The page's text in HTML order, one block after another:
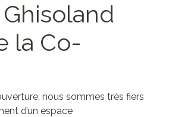
la Co-
nous sommes très fiers
d’un espace